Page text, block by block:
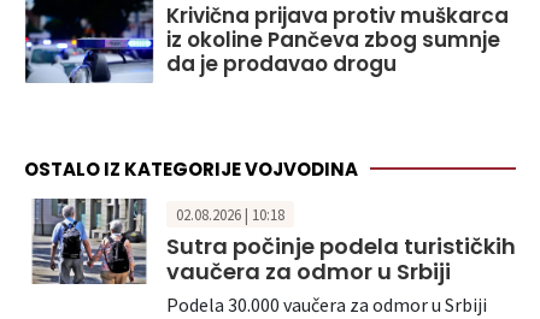
Krivična prijava protiv muškarca
iz okoline Pančeva zbog sumnje
da je prodavao drogu
OSTALO IZ KATEGORIJE VOJVODINA
02.08.2026 | 10:18
Sutra počinje podela turističkih
vaučera za odmor u Srbiji
Podela 30.000 vaučera za odmor u Srbiji